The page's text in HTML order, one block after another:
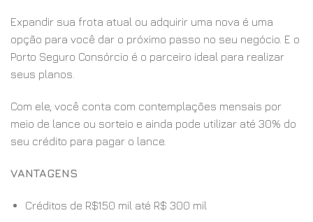
Expandir sua frota atual ou adquirir uma nova é uma
opção para você dar o próximo passo no seu negócio. E o
Porto Seguro Consórcio é o parceiro ideal para realizar
seus planos.
Com ele, você conta com contemplações mensais por
meio de lance ou sorteio e ainda pode utilizar até 30% do
seu crédito para pagar o lance.
VANTAGENS
Créditos de R$150 mil até R$ 300 mil